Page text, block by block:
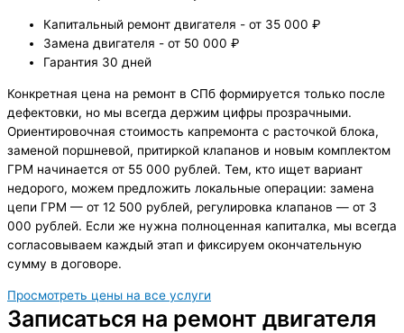
Капитальный ремонт двигателя - от 35 000 ₽
Замена двигателя - от 50 000 ₽
Гарантия 30 дней
Конкретная цена на ремонт в СПб формируется только после
дефектовки, но мы всегда держим цифры прозрачными.
Ориентировочная стоимость капремонта с расточкой блока,
заменой поршневой, притиркой клапанов и новым комплектом
ГРМ начинается от 55 000 рублей. Тем, кто ищет вариант
недорого, можем предложить локальные операции: замена
цепи ГРМ — от 12 500 рублей, регулировка клапанов — от 3
000 рублей. Если же нужна полноценная капиталка, мы всегда
согласовываем каждый этап и фиксируем окончательную
сумму в договоре.
Просмотреть цены на все услуги
Записаться на ремонт двигателя